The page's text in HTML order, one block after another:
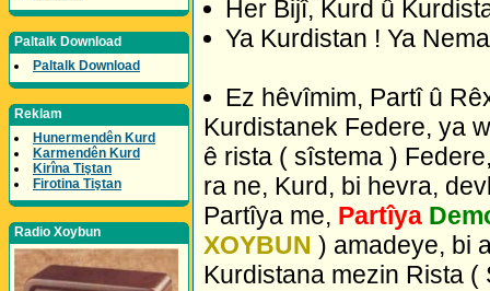
Paltalk Download
Paltalk Download
Reklam
Hunermendên Kurd
Karmendên Kurd
Kirîna Tiştan
Firotina Tiştan
Radio Xoybun
Her Bijî, Kurd û
Ya Kurdistan ! Ya
Ez hêvîmim, Partî û
Kurdistanek Federe, ya
ê rista ( sîstema )
ra ne, Kurd, bi hevra,
Partîya me, Partîya
XOYBUN ) amadeye, bi
Kurdistana mezin Rista